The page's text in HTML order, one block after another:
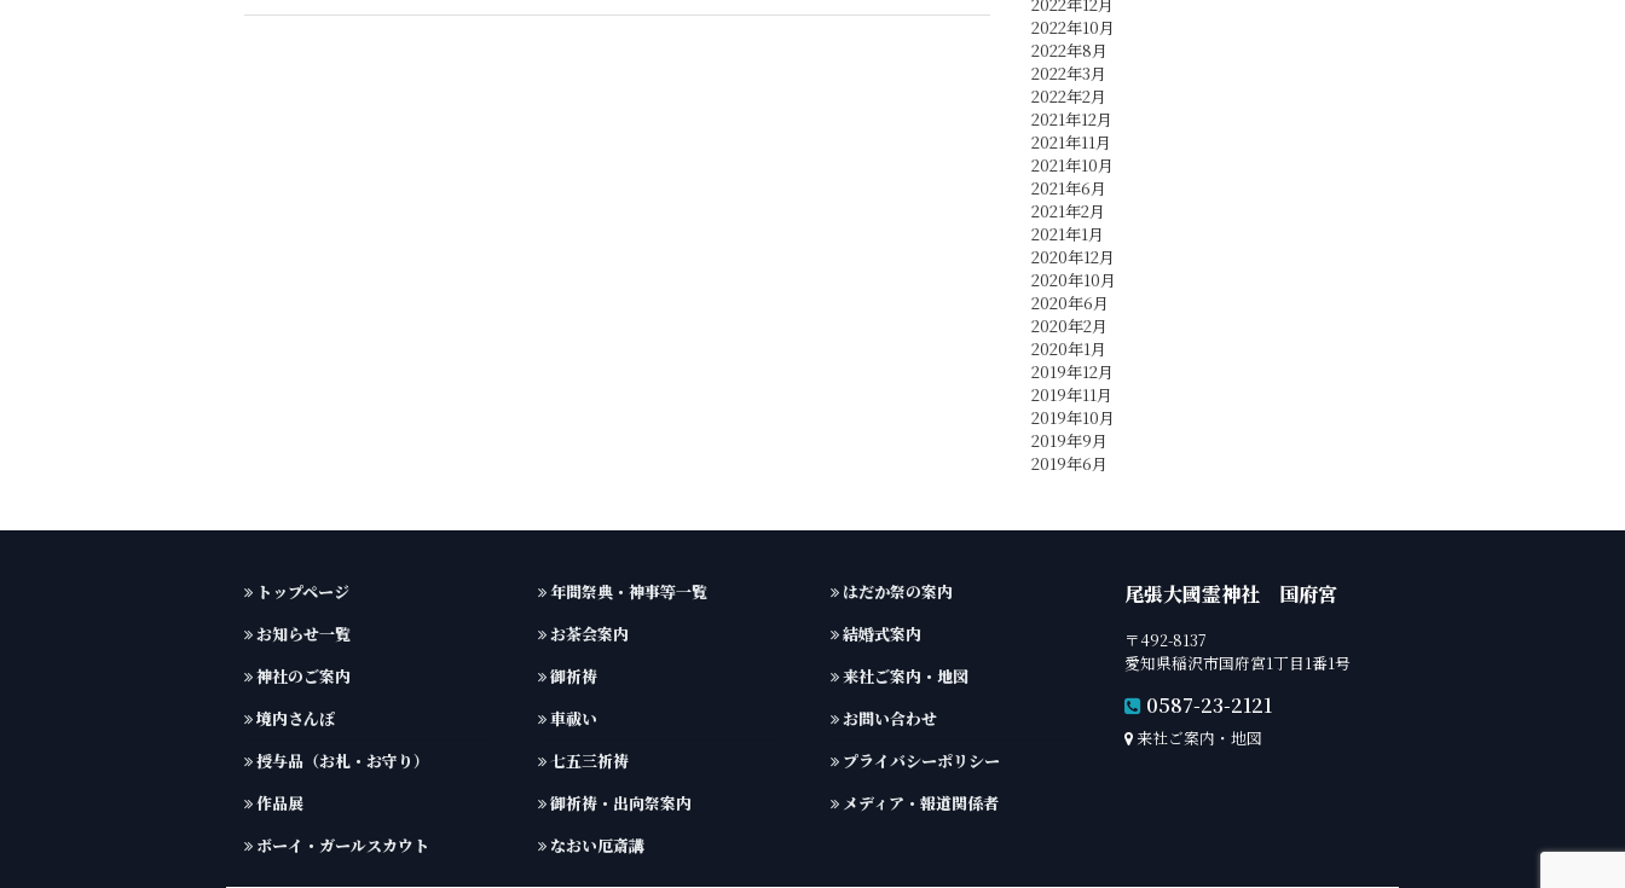
2022年10月
2022年8月
2022年3月
2022年2月
2021年12月
2021年11月
2021年10月
2021年6月
2021年2月
2021年1月
2020年12月
2020年10月
2020年6月
2020年2月
2020年1月
2019年12月
2019年11月
2019年10月
2019年9月
2019年6月
トップページ
お知らせ一覧
神社のご案内
境内さんぽ
授与品（お札・お守り）
作品展
ボーイ・ガールスカウト
年間祭典・神事等一覧
お茶会案内
御祈祷
車祓い
七五三祈祷
御祈祷・出向祭案内
なおい厄斎講
はだか祭の案内
結婚式案内
来社ご案内・地図
お問い合わせ
プライバシーポリシー
メディア・報道関係者
尾張大國霊神社 国府宮
〒492-8137
愛知県稲沢市国府宮1丁目1番1号
0587-23-2121
来社ご案内・地図